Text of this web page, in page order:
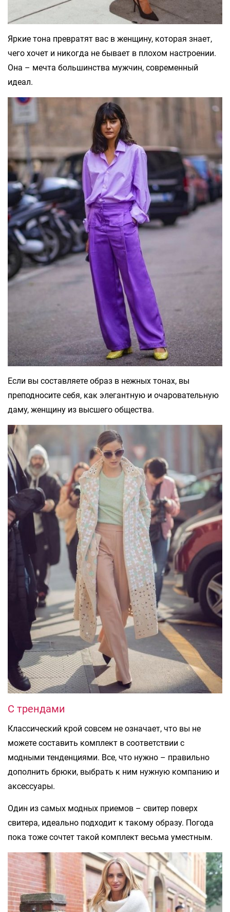
Яркие тона превратят вас в женщину, которая знает,
чего хочет и никогда не бывает в плохом настроении.
Она – мечта большинства мужчин, современный
идеал.
Если вы составляете образ в нежных тонах, вы
преподносите себя, как элегантную и очаровательную
даму, женщину из высшего общества.
С трендами
Классический крой совсем не означает, что вы не
можете составить комплект в соответствии с
модными тенденциями. Все, что нужно – правильно
дополнить брюки, выбрать к ним нужную компанию и
аксессуары.
Один из самых модных приемов – свитер поверх
свитера, идеально подходит к такому образу. Погода
пока тоже сочтет такой комплект весьма уместным.